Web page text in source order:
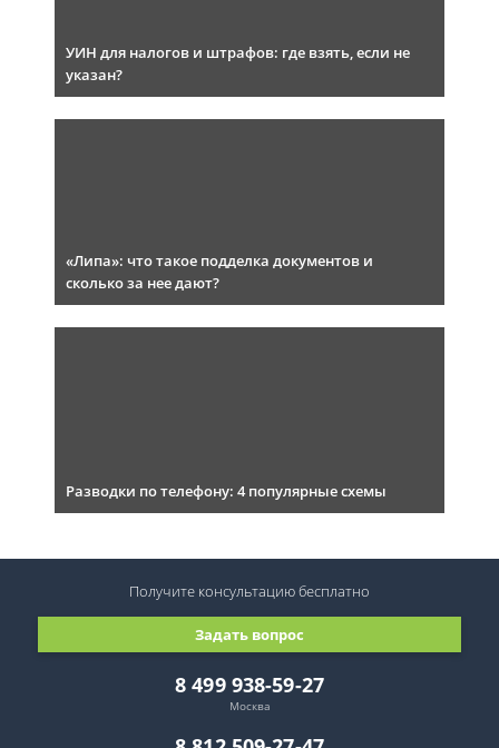
УИН для налогов и штрафов: где взять, если не
указан?
«Липа»: что такое подделка документов и
сколько за нее дают?
Разводки по телефону: 4 популярные схемы
8 499 938-59-27
Москва
Задать вопрос
Получите консультациюбесплатно